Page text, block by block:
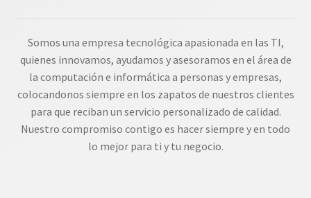
Somos una empresa tecnológica apasionada en las TI,
quienes innovamos, ayudamos y asesoramos en el área de
la computación e informática a personas y empresas,
colocandonos siempre en los zapatos de nuestros clientes
para que reciban un servicio personalizado de calidad.
Nuestro compromiso contigo es hacer siempre y en todo
lo mejor para ti y tu negocio.